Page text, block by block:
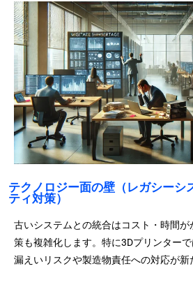
テクノロジー面の壁（レガシーシ
ティ対策）
古いシステムとの統合はコスト・時間
策も複雑化します。特に3Dプリンター
漏えいリスクや製造物責任への対応が新